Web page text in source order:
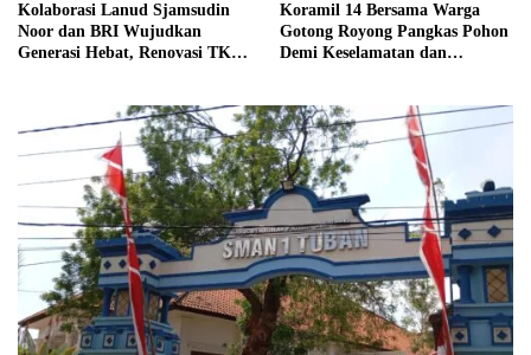
Kolaborasi Lanud Sjamsudin
Noor dan BRI Wujudkan
Generasi Hebat, Renovasi TK
Koramil 14 Bersama Warga
Gotong Royong Pangkas Pohon
Demi Keselamatan dan